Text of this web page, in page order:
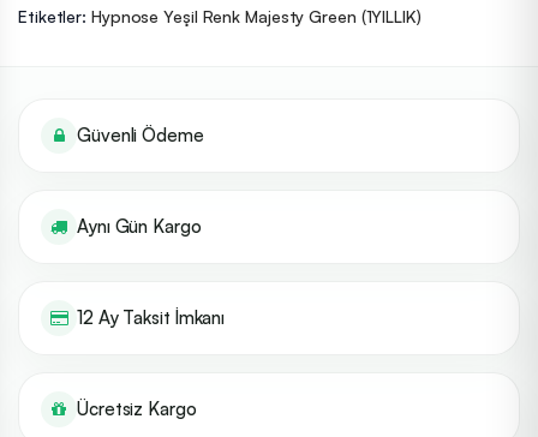
Etiketler: Hypnose Yeşil Renk Majesty Green (1YILLIK)
Güvenli Ödeme
Aynı Gün Kargo
12 Ay Taksit İmkanı
Ücretsiz Kargo